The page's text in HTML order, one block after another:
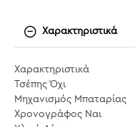
Χαρακτηριστικά
Χαρακτηριστικά
Τσέπης Όχι
Μηχανισμός Μπαταρίας
Χρονογράφος Ναι